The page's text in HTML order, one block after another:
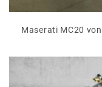
Maserati MC20